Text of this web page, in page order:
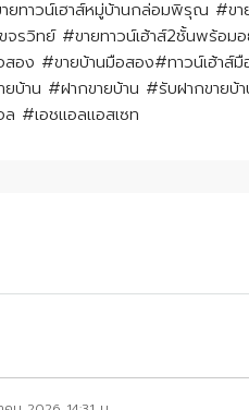
ยทาวน์เฮาส์หมู่บ้านกล่อมพิรุณ #
จรวิทย์ #ขายทาวน์เฮ้าส์2ชั้นพร้อ
อง #ขายบ้านมือสอง#ทาวน์เฮ้า
ยบ้าน #ฝากขายบ้าน #รับฝากขาย
#เอชแอลแอสเซท